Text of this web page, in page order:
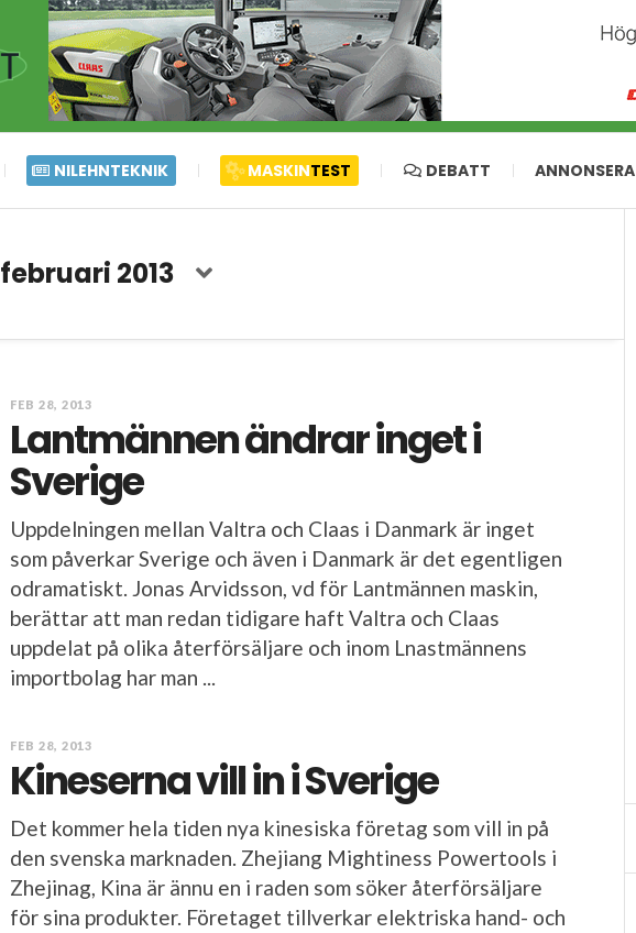
NILEHNTEKNIK MASKINTEST DEBATT ANNONSERA
februari 2013
FEB 28, 2013
Lantmännen ändrar inget i
Sverige
Uppdelningen mellan Valtra och Claas i Danmark är inget
som påverkar Sverige och även i Danmark är det egentligen
odramatiskt. Jonas Arvidsson, vd för Lantmännen maskin,
berättar att man redan tidigare haft Valtra och Claas
uppdelat på olika återförsäljare och inom Lnastmännens
importbolag har man ...
FEB 28, 2013
Kineserna vill in i Sverige
Det kommer hela tiden nya kinesiska företag som vill in på
den svenska marknaden. Zhejiang Mightiness Powertools i
Zhejinag, Kina är ännu en i raden som söker återförsäljare
för sina produkter. Företaget tillverkar elektriska hand- och